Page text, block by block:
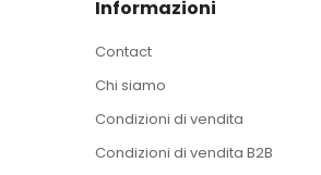
Informazioni
Contact
Chi siamo
Condizioni di vendita
Condizioni di vendita B2B